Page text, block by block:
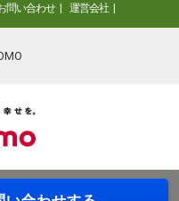
問い合わせ 運営会社